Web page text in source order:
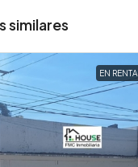
similares
EN RENTA